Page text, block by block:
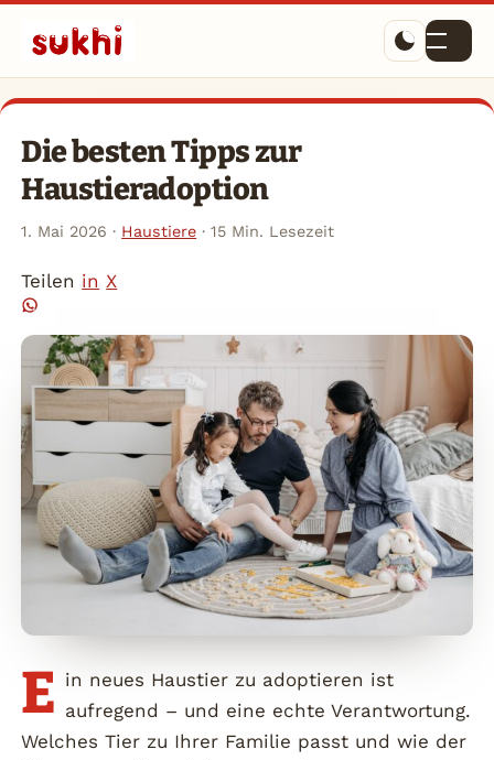
Menü
Die besten Tipps zur
Haustieradoption
1. Mai 2026 · Haustiere ·15 Min. Lesezeit
Teilen in X
E in neues Haustier zu adoptieren ist
aufregend – und eine echte Verantwortung.
Welches Tier zu Ihrer Familie passt und wie der